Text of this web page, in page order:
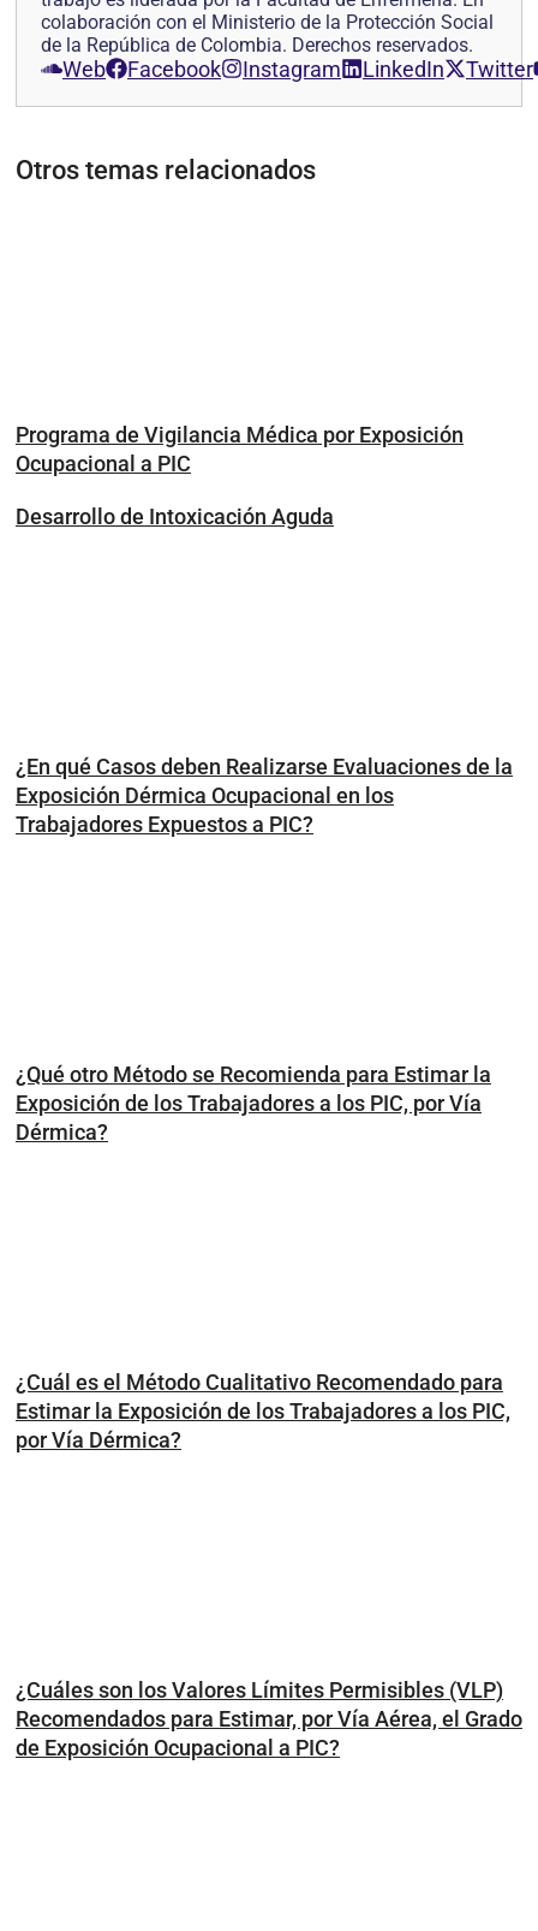
colaboración con el Ministerio de la Protección Social
de la República de Colombia. Derechos reservados.
Web Facebook Instagram LinkedIn Twitter
Otros temas relacionados
Programa de Vigilancia Médica por Exposición
Ocupacional a PIC
Desarrollo de Intoxicación Aguda
¿En qué Casos deben Realizarse Evaluaciones de la
Exposición Dérmica Ocupacional en los
Trabajadores Expuestos a PIC?
¿Qué otro Método se Recomienda para Estimar la
Exposición de los Trabajadores a los PIC, por Vía
Dérmica?
¿Cuál es el Método Cualitativo Recomendado para
Estimar la Exposición de los Trabajadores a los PIC,
por Vía Dérmica?
¿Cuáles son los Valores Límites Permisibles (VLP)
Recomendados para Estimar, por Vía Aérea, el Grado
de Exposición Ocupacional a PIC?